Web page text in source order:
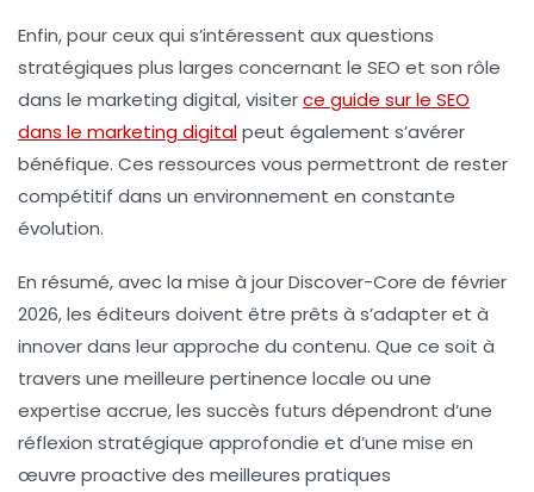
Enfin, pour ceux qui s’intéressent aux questions
stratégiques plus larges concernant le SEO et son rôle
dans le marketing digital, visiterce guide sur le SEO
dans le marketing digitalpeut également s’avérer
bénéfique. Ces ressources vous permettront de rester
compétitif dans un environnement en constante
évolution.
En résumé, avec la mise à jour Discover-Core de février
2026, les éditeurs doivent être prêts à s’adapter et à
innover dans leur approche du contenu. Que ce soit à
travers une meilleure pertinence locale ou une
expertise accrue, les succès futurs dépendront d’une
réflexion stratégique approfondie et d’une mise en
œuvre proactive des meilleures pratiques